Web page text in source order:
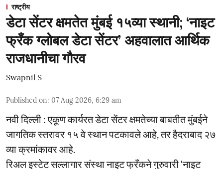
राष्ट्रीय
डेटा सेंटर क्षमतेत मुंबई १५व्या स्थानी; ‘नाइट
फ्रँक ग्लोबल डेटा सेंटर’ अहवालात आर्थिक
राजधानीचा गौरव
Swapnil S
Published on: 07 Aug 2026, 6:29 am
नवी दिल्ली : एकूण कार्यरत डेटा सेंटर क्षमतेच्या बाबतीत मुंबईने
जागतिक स्तरावर १५ वे स्थान पटकावले आहे, तर हैदराबाद २७
व्या क्रमांकावर आहे.
रिअल इस्टेट सल्लागार संस्था नाइट फ्रँकने गुरुवारी ‘नाइट